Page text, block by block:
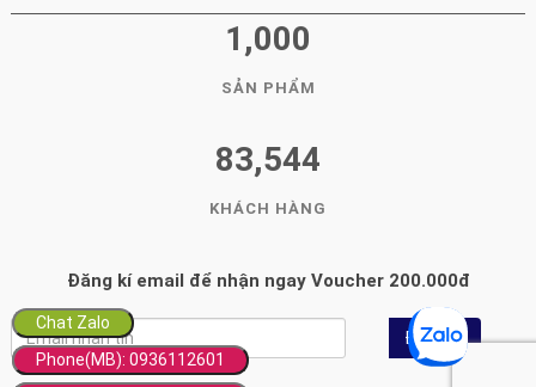
Chat Zalo
1,000
SẢN PHẨM
83,544
KHÁCH HÀNG
Đăng kí email để nhận ngay Voucher 200.000đ
Đăng ký
Chat Zalo
Phone(MB): 0936112601